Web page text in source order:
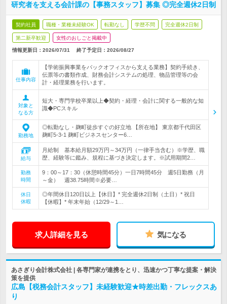
研究者を支える会計課の【事務スタッフ】募集 ◎完全週休2日制
契約社員 職種・業種未経験OK 転勤なし 学歴不問 完全週休2日制
第二新卒歓迎 女性のおしごと掲載中
情報更新日：2026/07/31 終了予定日： 2026/08/27
仕事内容
【学術振興事業をバックオフィスから支える業務】契約手続き、
伝票等の書類作成、財務会計システムの処理、物品管理等の会
計・経理業務を行います。
対象と
なる方
短大・専門学校卒業以上◆契約・経理・会計に関する一般的な知
識◆PCスキル
勤務地
◎転勤なし・麹町徒歩すぐの好立地 【所在地】 東京都千代田区
麹町5-3-1 麹町ビジネスセンター6…
給与
月給制 基本給月額29万円～34万円（一律手当含む）※学歴、職
歴、経験等に鑑み、規程に基づき決定します。※試用期間2…
勤務
時間
9：00～17：30（休憩時間45分）一日7時間45分 週5日勤務（月
～金） 週38.75時間※必要…
休日
休暇
◎年間休日120日以上【休日】* 完全週休2日制（土日）* 祝日
【休暇】* 年末年始（12/29～1…
求人詳細を見る 気になる
あさぎり会計株式会社 | 各専門家が連携をとり、迅速かつ丁寧な提案・解決
策を提供
広島【税務会計スタッフ】未経験歓迎★時差出勤・フレックスあ
り